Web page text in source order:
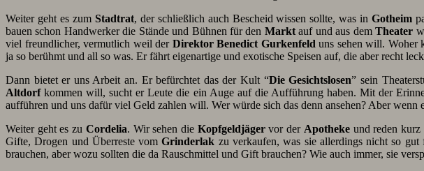
Weiter geht es zum Stadtrat, der schließlich auch Bescheid wissen sollte, was inGotheim
bauen schon Handwerker die Stände und Bühnen für den Marktauf und aus demTheater
viel freundlicher, vermutlich weil der Direktor Benedict Gurkenfeld uns sehen will. Woher
ja so berühmt und all so was. Er fährt eigenartige und exotische Speisen auf, die aber recht
Dann bietet er uns Arbeit an. Er befürchtet das der Kult “Die Gesichtslosen” sein
Altdorfkommen will, sucht er Leute die ein Auge auf die Aufführung haben. Mit der
aufführen und uns dafür viel Geld zahlen will. Wer würde sich das denn ansehen? Aber
Weiter geht es zu Cordelia. Wir sehen die Kopfgeldjägervor der Apothekeund reden
Gifte, Drogen und Überreste vomGrinderlak zu verkaufen, was sie allerdings nicht so
brauchen, aber wozu sollten die da Rauschmittel und Gift brauchen? Wie auch immer, sie